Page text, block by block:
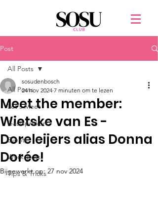
Post
All Posts
Let's Meet
Gastsprekers
Events
Workspots
Tips & Tricks
All Posts
Meet the member:
Wietske van Es -
Doreleijers alias Donna
Dorée!
sosudenbosch
24 nov 2024 7 minuten om te lezen
Bijgewerkt op:27 nov 2024